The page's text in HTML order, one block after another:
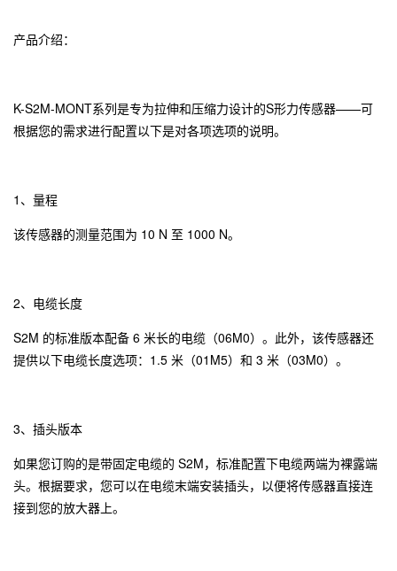
产品介绍：
K-S2M-MONT系列是专为拉伸和压缩力设计的S形力传感器——可
根据您的需求进行配置以下是对各项选项的说明。
1、量程
该传感器的测量范围为 10 N 至 1000 N。
2、电缆长度
S2M 的标准版本配备 6 米长的电缆（06M0）。此外，该传感器还
提供以下电缆长度选项：1.5 米（01M5）和 3 米（03M0）。
3、插头版本
如果您订购的是带固定电缆的 S2M，标准配置下电缆两端为裸露端
头。根据要求，您可以在电缆末端安装插头，以便将传感器直接连
接到您的放大器上。